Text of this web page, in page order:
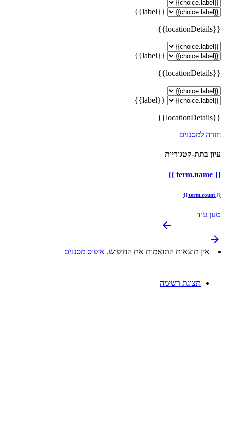
{{label}}
{{locationDetails}}
{{label}}
{{locationDetails}}
{{label}}
{{locationDetails}}
חזרה למסננים
עיון בתת-קטגוריות
{{ term.name }}
{{ term.count }}
טען עוד
arrow_backward
arrow_forward
אין תוצאות התואמות את החיפוש. איפוס מסננים
תצוגת רשימה